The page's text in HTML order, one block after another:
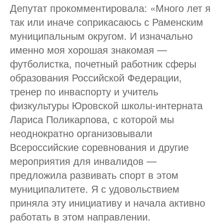
Депутат прокомментировала: «Много лет я
так или иначе соприкасаюсь с Раменским
муниципальным округом. И изначально
именно моя хорошая знакомая —
футболистка, почетный работник сферы
образования Российской Федерации,
тренер по инваспорту и учитель
физкультуры Юровской школы-интерната
Лариса Поликарпова, с которой мы
неоднократно организовывали
Всероссийские соревнования и другие
мероприятия для инвалидов —
предложила развивать спорт в этом
муниципалитете. Я с удовольствием
приняла эту инициативу и начала активно
работать в этом направлении.